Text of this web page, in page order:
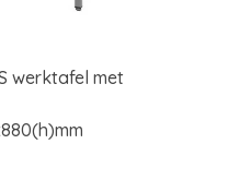
werktafel met